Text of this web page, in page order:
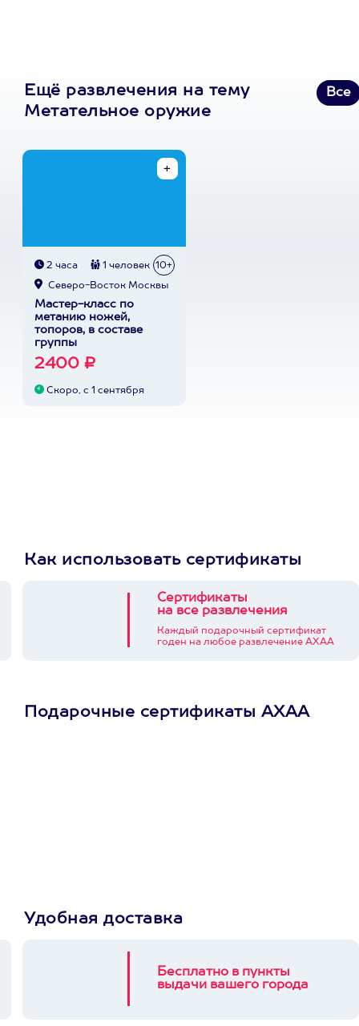
Ещё развлечения на тему
Метательное оружие
Все
2 часа 1 человек 10+
Северо-Восток Москвы
Мастер-класс по
метанию ножей,
топоров, в составе
группы
2400 ₽
Скоро, с 1 сентября
Как использовать сертификаты
Сертификаты
на все развлечения
Каждый подарочный сертификат
годен на любое развлечение АХАА
Подарочные сертификаты АХАА
Удобная доставка
Бесплатно в пункты
выдачи вашего города